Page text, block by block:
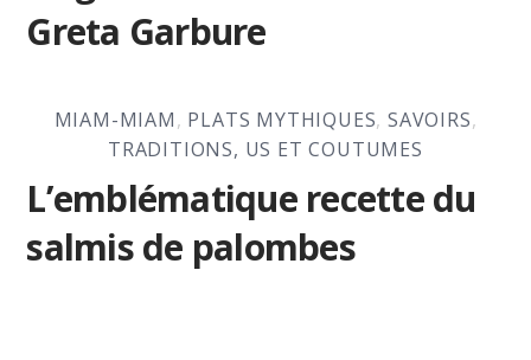
Greta Garbure
MIAM-MIAM, PLATS MYTHIQUES, SAVOIRS,
TRADITIONS, US ET COUTUMES
L’emblématique recette du
salmis de palombes